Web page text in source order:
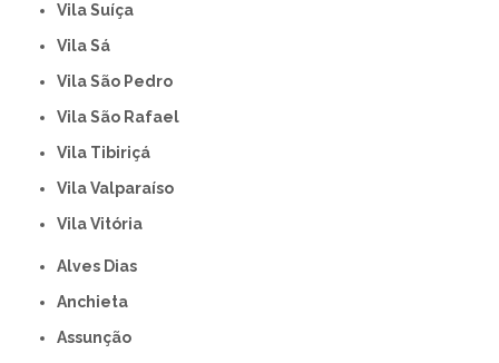
Vila Suíça
Vila Sá
Vila São Pedro
Vila São Rafael
Vila Tibiriçá
Vila Valparaíso
Vila Vitória
Alves Dias
Anchieta
Assunção